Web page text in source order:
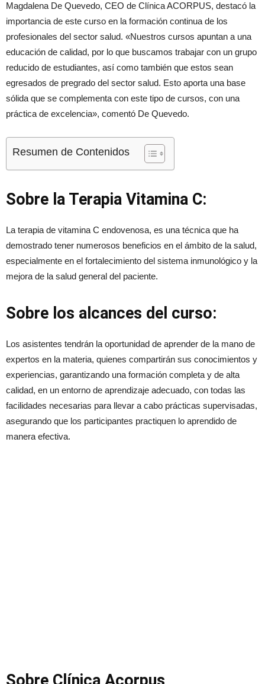
Magdalena De Quevedo, CEO de Clínica ACORPUS, destacó la
importancia de este curso en la formación continua de los
profesionales del sector salud. «Nuestros cursos apuntan a una
educación de calidad, por lo que buscamos trabajar con un grupo
reducido de estudiantes, así como también que estos sean
egresados de pregrado del sector salud. Esto aporta una base
sólida que se complementa con este tipo de cursos, con una
práctica de excelencia», comentó De Quevedo.
Resumen de Contenidos
Sobre la Terapia Vitamina C:
La terapia de vitamina C endovenosa, es una técnica que ha
demostrado tener numerosos beneficios en el ámbito de la salud,
especialmente en el fortalecimiento del sistema inmunológico y la
mejora de la salud general del paciente.
Sobre los alcances del curso:
Los asistentes tendrán la oportunidad de aprender de la mano de
expertos en la materia, quienes compartirán sus conocimientos y
experiencias, garantizando una formación completa y de alta
calidad, en un entorno de aprendizaje adecuado, con todas las
facilidades necesarias para llevar a cabo prácticas supervisadas,
asegurando que los participantes practiquen lo aprendido de
manera efectiva.